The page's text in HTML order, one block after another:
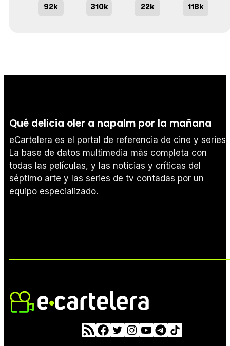
92k 310k 22k 118k
Qué delicia oler a napalm por la mañana
eCartelera es el portal de referencia de cine y series.
La base de datos multimedia más completa con
todas las películas, y las noticias y críticas del
séptimo arte y las series de tv contadas por un
equipo especializado.